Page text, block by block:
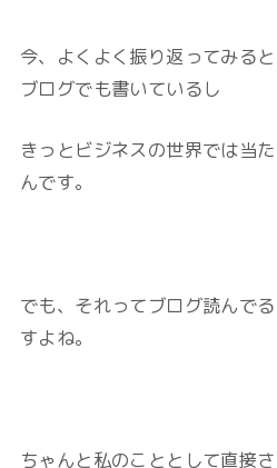
今、よくよく振り返ってみる
ブログでも書いているし
きっとビジネスの世界では当
んです。
でも、それってブログ読んで
すよね。
ちゃんと私のこととして直接